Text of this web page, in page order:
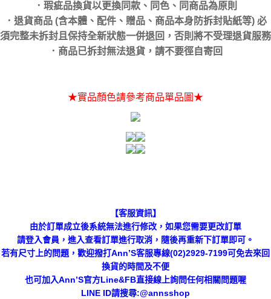
．瑕疵品換貨以更換同款、同色、同商品為原則
．退貨商品 (含本體、配件、贈品、商品本身防拆封貼紙等) 必
須完整未拆封且保持全新狀態一併退回，否則將不受理退貨服務
．商品已拆封無法退貨，請不要徑自寄回
★實品顏色請參考商品單品圖★
【客服資訊】
由於訂單成立後系統無法進行修改，如果您需要更改訂單
請登入會員，進入查看訂單進行取消，隨後再重新下訂單即可。
若有尺寸上的問題，歡迎撥打Ann’S客服專線(02)2929-7199可免去來回
換貨的時間及不便
也可加入Ann’S官方Line&FB直接線上詢問任何相關問題喔
LINE ID請搜尋:@annsshop